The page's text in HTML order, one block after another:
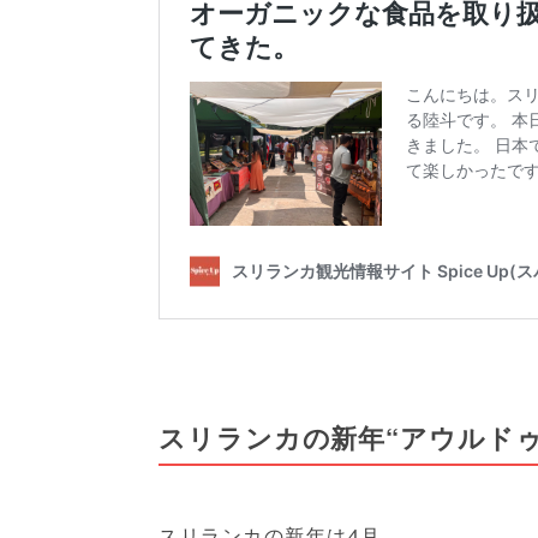
スリランカの新年“アウルド